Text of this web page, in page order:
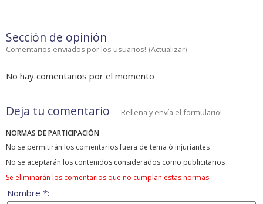
Sección de opinión
Comentarios enviados por los usuarios! (Actualizar)
No hay comentarios por el momento
Deja tu comentario Rellena y envía el formulario!
NORMAS DE PARTICIPACIÓN
No se permitirán los comentarios fuera de tema ó injuriantes
No se aceptarán los contenidos considerados como publicitarios
Se eliminarán los comentarios que no cumplan estas normas
Nombre *: